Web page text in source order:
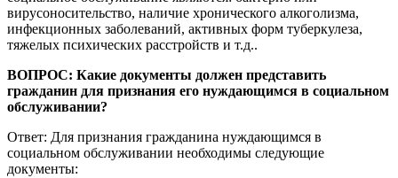
вирусоносительство, наличие хронического алкоголизма,
инфекционных заболеваний, активных форм туберкулеза,
тяжелых психических расстройств и т.д..
ВОПРОС: Какие документы должен представить
гражданин для признания его нуждающимся в социальном
обслуживании?
Ответ: Для признания гражданина нуждающимся в
социальном обслуживании необходимы следующие
документы: